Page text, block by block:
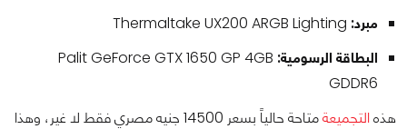
مبرد: Thermaltake UX200 ARGB Lighting
البطاقة الرسومية: Palit GeForce GTX 1650 GP 4GB
GDDR6
هذهالتجميعة
متاحة حالياً بسعر 14500 جنيه مصري فقط لا غير، وهذا